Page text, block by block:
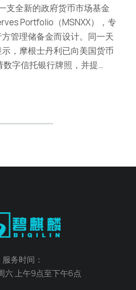
支全新的政府货币市场基金
Portfolio（MSNXX），专
管理储备金而设计。同一天
，摩根士丹利已向美国货币
数字信托银行牌照，并提…
服务时间：
六 上午9点至下午6点